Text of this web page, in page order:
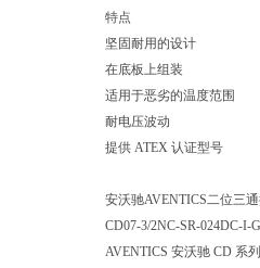
特点
坚固耐用的设计
在底板上组装
适用于恶劣的温度范围
耐电压波动
提供 ATEX 认证型号
安沃驰AVENTICS二位三
CD07-3/2NC-SR-024DC-I-
AVENTICS 安沃驰 CD 系